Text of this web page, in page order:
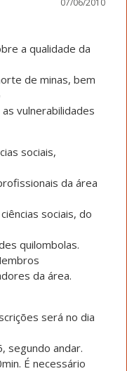
a qualidade da
de minas, bem
vulnerabilidades
sociais,
da área
sociais, do
quilombolas.
da área.
será no dia
segundo andar.
É necessário